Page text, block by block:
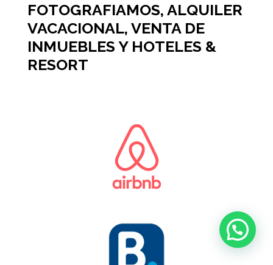
FOTOGRAFIAMOS, ALQUILER
VACACIONAL, VENTA DE
INMUEBLES Y HOTELES &
RESORT